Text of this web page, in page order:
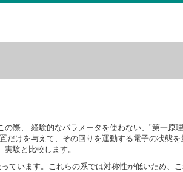
際、 経験的なパラメータを使わない、"第一原
だけを与えて、その回りを運動する電子の状態を
験と比較します。
ています。これらの系では対称性が低いため、